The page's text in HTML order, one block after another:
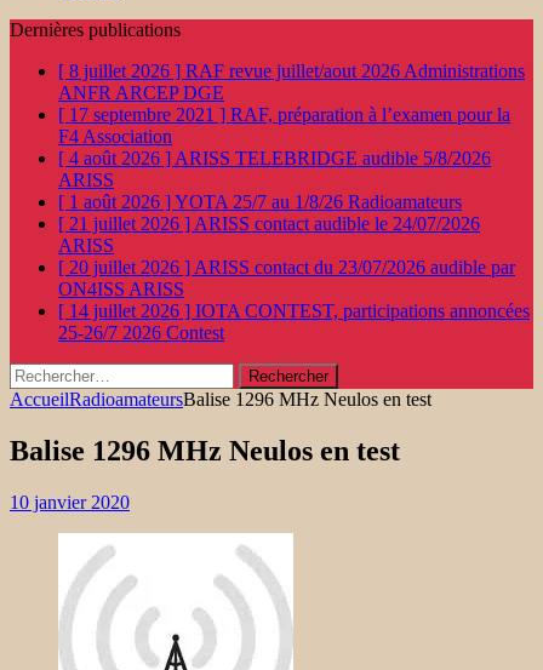
Dernières publications
[ 8 juillet 2026 ] RAF revue juillet/aout 2026 Administrations
ANFR ARCEP DGE
[ 17 septembre 2021 ] RAF, préparation à l’examen pour la
F4 Association
[ 4 août 2026 ] ARISS TELEBRIDGE audible 5/8/2026
ARISS
[ 1 août 2026 ]YOTA 25/7 au 1/8/26 Radioamateurs
[ 21 juillet 2026 ] ARISS contact audible le 24/07/2026
ARISS
[ 20 juillet 2026 ] ARISS contact du 23/07/2026 audible par
ON4ISS ARISS
[ 14 juillet 2026 ] IOTA CONTEST, participations annoncées
25-26/7 2026 Contest
Rechercher :
AccueilRadioamateursBalise 1296 MHz Neulos en test
Balise 1296 MHz Neulos en test
10 janvier 2020